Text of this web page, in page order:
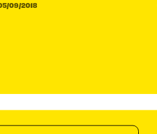
09/2018